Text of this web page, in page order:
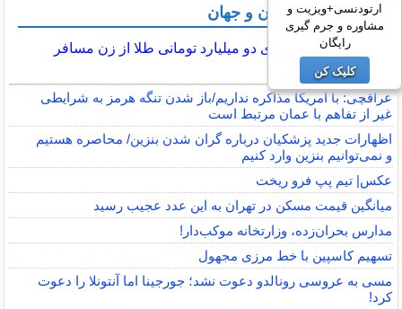
آخرین اخبار ایران و جهان
زورگیری دو میلیارد تومانی طلا از زن مسافر
عراقچی: با آمریکا مذاکره نداریم/باز شدن تنگه هرمز به شرایطی
غیر از تفاهم با عمان مرتبط است
اظهارات جدید پزشکیان درباره گران شدن بنزین/ محاصره هستیم
و نمی‌توانیم بنزین وارد کنیم
عکس| تیم پپ فرو ریخت
میانگین قیمت مسکن در تهران به این عدد عجیب رسید
مدارس بحران‌زده، وزارتخانه موکب‌دار!
تسهیم کاسپین با خط مرزی مجهول
مسی به عروسی رونالدو دعوت نشد؛ جورجینا اما آنتونلا را دعوت
کرد!
ارتودنسی+ویزیت و
مشاوره و جرم گیری
رایگان
کلیک کن